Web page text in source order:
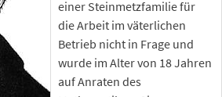
einer Steinmetzfamilie für
die Arbeit im väterlichen
Betrieb nicht in Frage und
wurde im Alter von 18 Jahren
auf Anraten des